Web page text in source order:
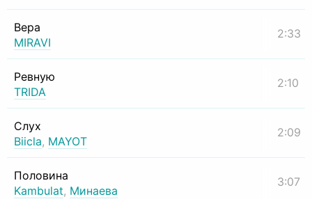
Вера
MIRAVI
2:33
Ревную
TRIDA
2:10
Слух
Biicla, MAYOT
2:09
Половина
Kambulat, Минаева
3:07